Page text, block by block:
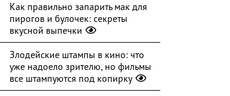
Как правильно запарить мак для
пирогов и булочек: секреты
вкусной выпечки
Злодейские штампы в кино: что
уже надоело зрителю, но фильмы
все штампуются под копирку